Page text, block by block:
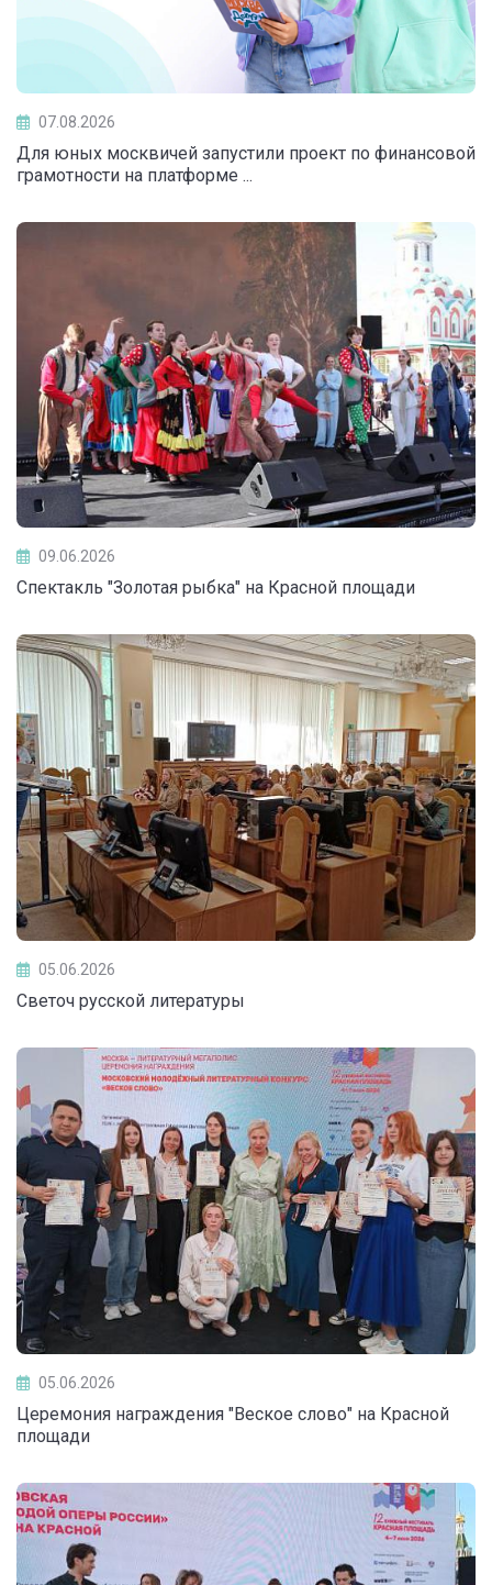
07.08.2026
Для юных москвичей запустили проект по финансовой
грамотности на платформе ...
09.06.2026
Спектакль "Золотая рыбка" на Красной площади
05.06.2026
Светоч русской литературы
05.06.2026
Церемония награждения "Веское слово" на Красной
площади